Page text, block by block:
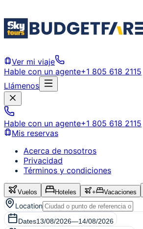
Ver mi viaje
Hable con un agente+1 805 618 2115
Llámenos
Hable con un agente+1 805 618 2115
Mis reservas
Acerca de nosotros
Privacidad
Términos y condiciones
Vuelos Hoteles + Vacaciones
Location
Dates13/08/2026—14/08/2026